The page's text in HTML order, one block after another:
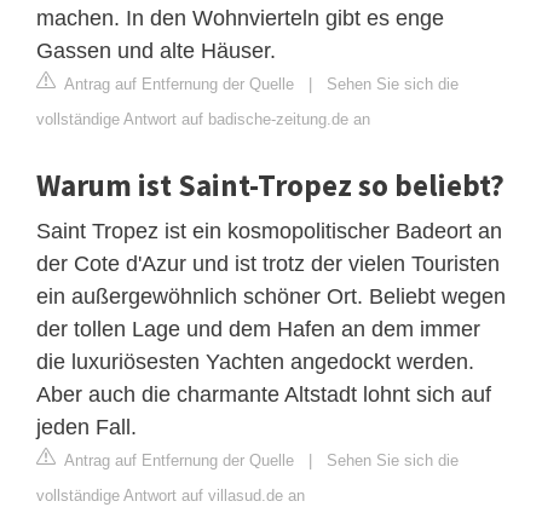
machen. In den Wohnvierteln gibt es enge
Gassen und alte Häuser.
Antrag auf Entfernung der Quelle
Sehen Sie sich die
vollständige Antwort auf badische-zeitung.de an
Warum ist Saint-Tropez so beliebt?
Saint Tropez ist ein kosmopolitischer Badeort an
der Cote d'Azur und ist trotz der vielen Touristen
ein außergewöhnlich schöner Ort. Beliebt wegen
der tollen Lage und dem Hafen an dem immer
die luxuriösesten Yachten angedockt werden.
Aber auch die charmante Altstadt lohnt sich auf
jeden Fall.
Antrag auf Entfernung der Quelle
Sehen Sie sich die
vollständige Antwort auf villasud.de an